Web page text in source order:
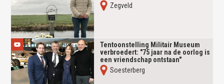
Zegveld
Tentoonstelling Militair Museum
verbroedert: "75 jaar na de oorlog is
een vriendschap ontstaan"
Soesterberg